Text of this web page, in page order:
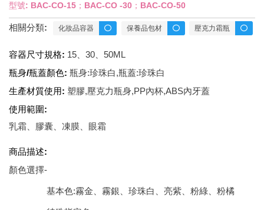
型號: BAC-CO-15；BAC-CO -30；BAC-CO-50
相關分類: 化妝品容器 保養品包材 壓克力霜瓶
容器尺寸規格: 15、30、50ML
瓶身/瓶蓋顏色: 瓶身:珍珠白,瓶蓋:珍珠白
生產材質使用: 塑膠,壓克力瓶身,PP內杯,ABS內牙蓋
使用範圍:
乳霜、膠囊、凍膜、眼霜
商品描述:
顏色選擇-
基本色:霧金、霧銀、珍珠白、亮紫、粉綠、粉橘